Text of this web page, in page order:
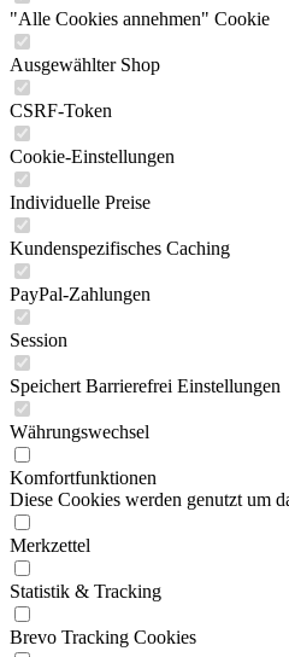
"Alle Cookies annehmen" Cookie
Ausgewählter Shop
CSRF-Token
Cookie-Einstellungen
Individuelle Preise
Kundenspezifisches Caching
PayPal-Zahlungen
Session
Speichert Barrierefrei Einstellungen
Währungswechsel
Komfortfunktionen
Diese Cookies werden genutzt um
Merkzettel
Statistik & Tracking
Brevo Tracking Cookies